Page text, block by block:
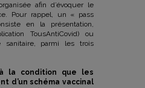
afin d’évoquer le
Pour rappel, un « pass
en la présentation,
TousAntiCovid) ou
sanitaire, parmi les trois
la condition que les
d’un schéma vaccinal